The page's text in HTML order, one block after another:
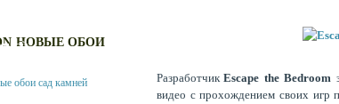
НОВЫЕ ОБОИ
РазработчикEscape the Bedroom
видео с прохождением своих игр